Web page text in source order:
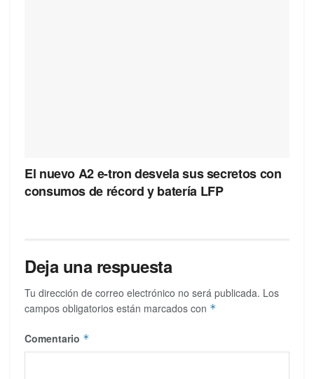
El nuevo A2 e-tron desvela sus secretos con
consumos de récord y batería LFP
Deja una respuesta
Tu dirección de correo electrónico no será publicada. Los
campos obligatorios están marcados con *
Comentario *